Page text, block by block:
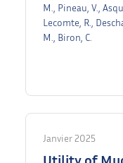
M., Pineau, V.,
Lecomte, R.,
M., Biron, C.
Janvier 2025
Utility of